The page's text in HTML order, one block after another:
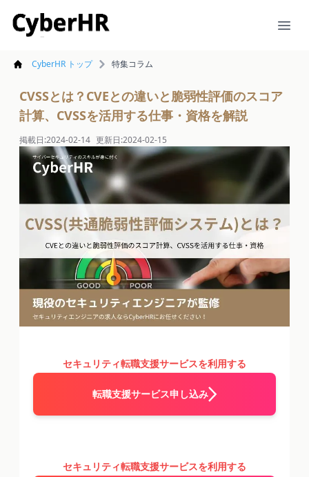
CyberHR
CyberHR トップ 特集コラム
CVSSとは？CVEとの違いと脆弱性評価のスコア
計算、CVSSを活用する仕事・資格を解説
掲載日:2024-02-14 更新日:2024-02-15
セキュリティ転職支援サービスを利用する
転職支援サービス申し込み
セキュリティ転職支援サービスを利用する